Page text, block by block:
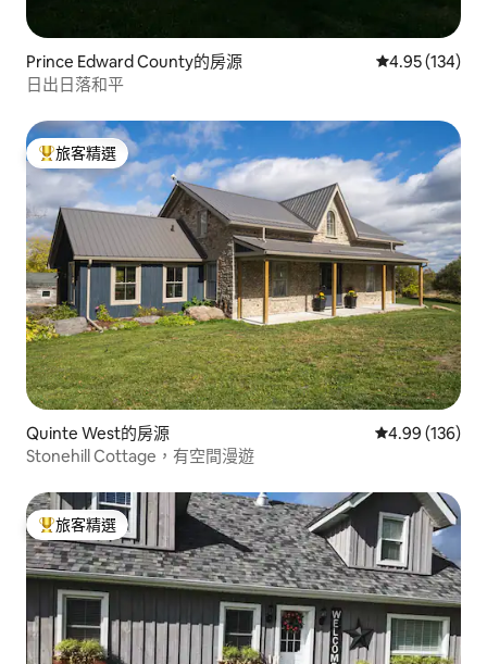
Prince Edward County的房源 從 134 則評價
4.95 (134)
日出日落和平
旅客精選榜首
旅客精選
Quinte West的房源 從 136 則評價
4.99 (136)
Stonehill Cottage，有空間漫遊
旅客精選榜首
旅客精選